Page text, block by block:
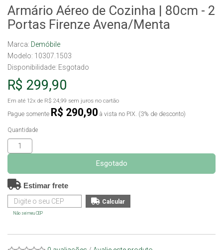
Armário Aéreo de Cozinha | 80cm - 2
Portas Firenze Avena/Menta
Marca: Demóbile
Modelo: 10307.1503
Disponibilidade: Esgotado
R$ 299,90
Em até 12x de R$ 24,99 sem juros no cartão
Pague somente R$ 290,90 à vista no PIX. (3% de desconto)
Quantidade
Esgotado
Estimar frete
Não sei meu CEP